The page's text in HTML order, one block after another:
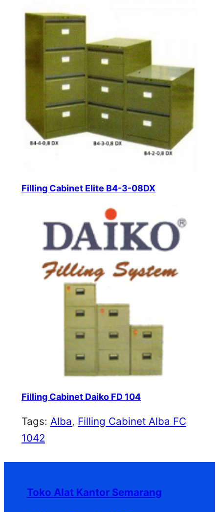
Filling Cabinet Elite B4-3-08DX
Filling Cabinet Daiko FD 104
Tags: Alba, Filling Cabinet Alba FC
1042
Toko Alat Kantor Semarang